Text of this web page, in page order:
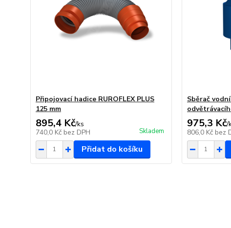
Připojovací hadice RUROFLEX PLUS
125 mm
895,4 Kč/ks
740,0 Kč bez DPH Skladem
Přidat do košíku
Sběrač
975,3 Kč/
806,0 Kč bez